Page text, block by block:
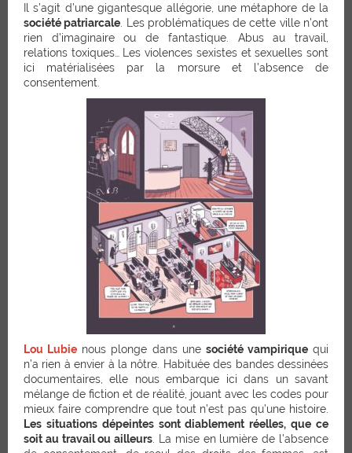
Il s’agit d’une gigantesque allégorie, une métaphore de la
société patriarcale . Les problématiques de cette ville n’ont
rien d’imaginaire ou de fantastique. Abus au travail,
relations toxiques… Les violences sexistes et sexuelles sont
ici matérialisées par la morsure et l’absence de
consentement.
Lou Lubie nous plonge dans une société vampiriquequi
n’a rien à envier à la nôtre. Habituée des bandes dessinées
documentaires, elle nous embarque ici dans un savant
mélange de fiction et de réalité, jouant avec les codes pour
mieux faire comprendre que tout n’est pas qu’une histoire.
Les situations dépeintes sont diablement réelles, que ce
soit au travail ou ailleurs . La mise en lumière de l’absence